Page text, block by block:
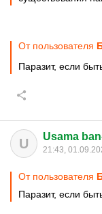
От пользователя
Паразит, если
U Usama
21:43,
От пользователя
Паразит, если